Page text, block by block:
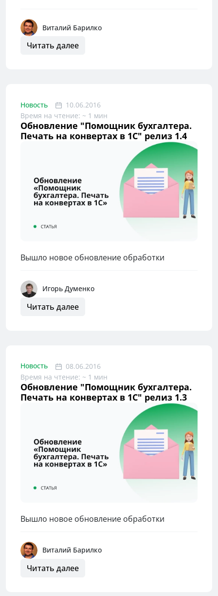
Виталий Барилко
Читать далее
Новость
10.06.2016
Время на чтение: ~ 1 мин
Обновление "Помощник бухгалтера.
Печать на конвертах в 1С" релиз 1.4
Вышло новое обновление обработки
Игорь Думенко
Читать далее
Новость
08.06.2016
Время на чтение: ~ 1 мин
Обновление "Помощник бухгалтера.
Печать на конвертах в 1С" релиз 1.3
Вышло новое обновление обработки
Виталий Барилко
Читать далее